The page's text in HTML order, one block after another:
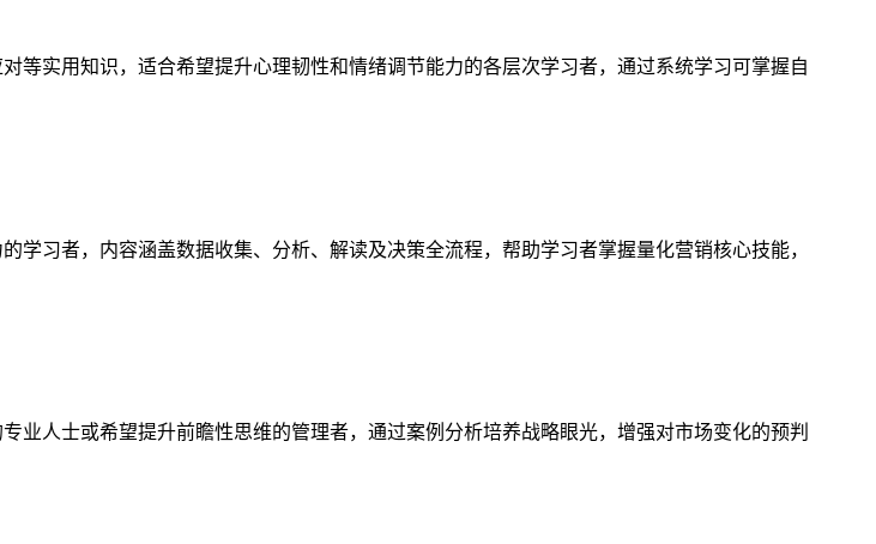
等实用知识，适合希望提升心理韧性和情绪调节能力的各层次学习者，通过系统学习可掌握自
习者，内容涵盖数据收集、分析、解读及决策全流程，帮助学习者掌握量化营销核心技能，
人士或希望提升前瞻性思维的管理者，通过案例分析培养战略眼光，增强对市场变化的预判